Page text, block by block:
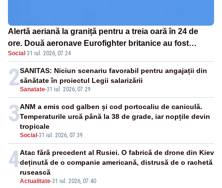
Alertă aeriană la graniță pentru a treia oară în 24 de
ore. Două aeronave Eurofighter britanice au fost
ridicate de la sol
Social ·31 iul. 2026, 07:24
2Sanatate-31 iul. 2026, 07:29
SANITAS: Niciun scenariu favorabil pentru angajații din
sănătate în proiectul Legii salarizării
3
Social -31 iul. 2026, 07:39
ANM a emis cod galben și cod portocaliu de caniculă.
Temperaturile urcă până la 38 de grade, iar nopțile devin
tropicale
4
Actualitate-31 iul. 2026, 07:40
Atac fără precedent al Rusiei. O fabrică de drone din Kiev
deținută de o companie americană, distrusă de o rachetă
rusească